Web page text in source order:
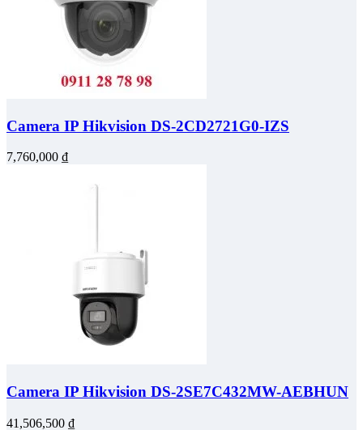
Camera IP Hikvision DS-2CD2721G0-IZS
7,760,000 ₫
Camera IP Hikvision DS-2SE7C432MW-AEBHUN
41,506,500 ₫